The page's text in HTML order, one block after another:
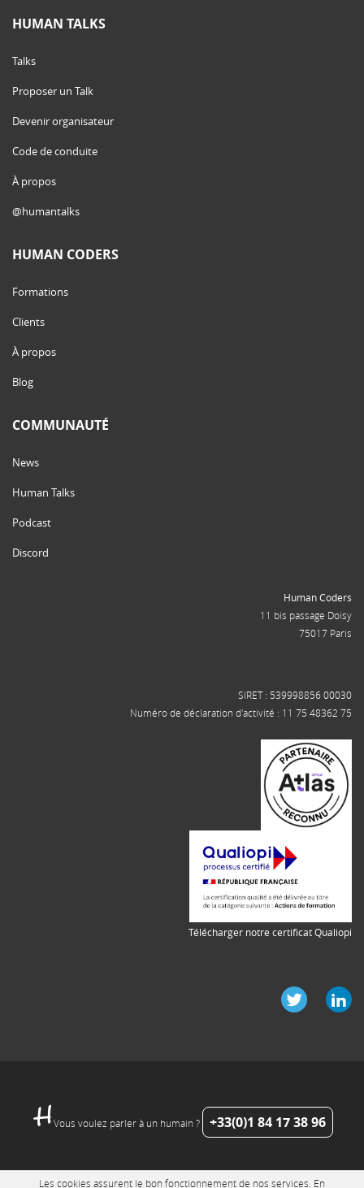
HUMAN TALKS
Talks
Proposer un Talk
Devenir organisateur
Code de conduite
À propos
@humantalks
HUMAN CODERS
Formations
Clients
À propos
Blog
COMMUNAUTÉ
News
Human Talks
Podcast
Discord
Human Coders
11 bis passage Doisy
75017 Paris
SIRET : 539998856 00030
Numéro de déclaration d'activité : 11 75 48362 75
Télécharger notre certificat Qualiopi
Vous voulez parler à un humain ? +33(0)1 84 17 38 96
Les cookies assurent le bon fonctionnement de nos services. En